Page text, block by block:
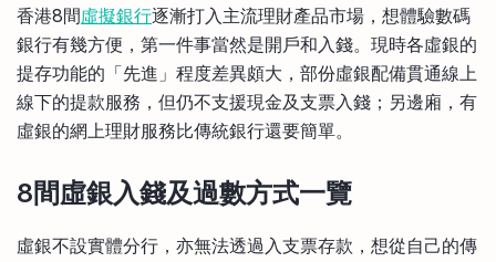
比較定存利率
信用卡
比較各種最優惠信用卡
手機App與理財資訊
商業解決方案
香港8間虛擬銀行逐漸打入主流理財產品市場，想體驗數碼
銀行有幾方便，第一件事當然是開戶和入錢。現時各虛銀的
提存功能的「先進」程度差異頗大，部份虛銀配備貫通線上
線下的提款服務，但仍不支援現金及支票入錢；另邊廂，有
虛銀的網上理財服務比傳統銀行還要簡單。
8間虛銀入錢及過數方式一覽
虛銀不設實體分行，亦無法透過入支票存款，想從自己的傳